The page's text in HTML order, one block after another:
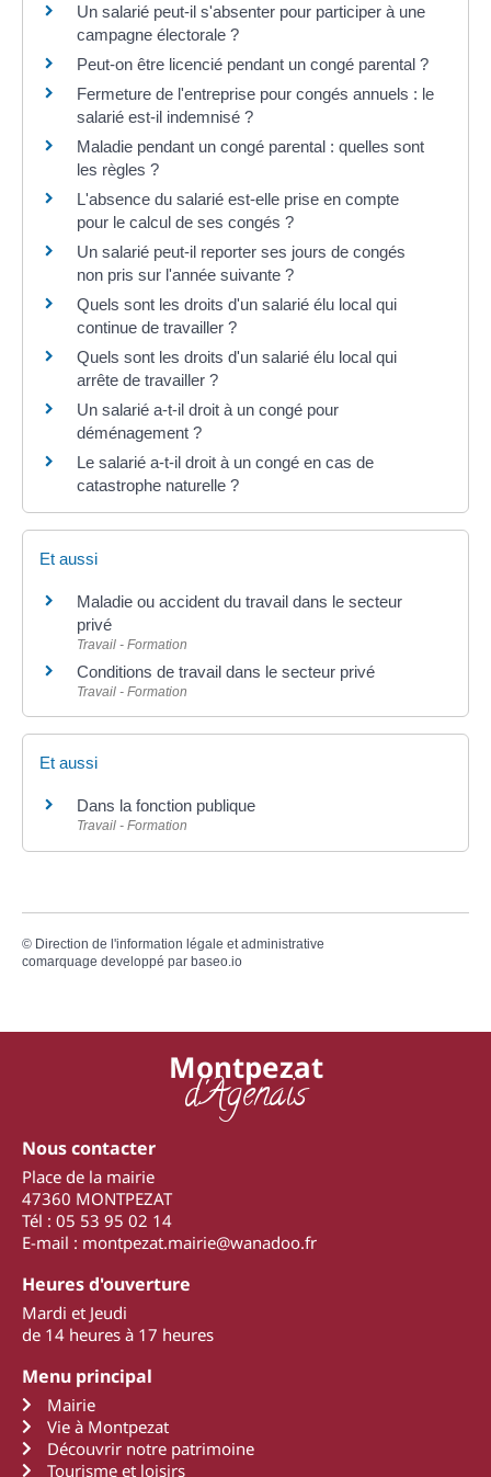
Un salarié peut-il s'absenter pour participer à une
campagne électorale ?
Peut-on être licencié pendant un congé parental ?
Fermeture de l'entreprise pour congés annuels : le
salarié est-il indemnisé ?
Maladie pendant un congé parental : quelles sont
les règles ?
L'absence du salarié est-elle prise en compte
pour le calcul de ses congés ?
Un salarié peut-il reporter ses jours de congés
non pris sur l'année suivante ?
Quels sont les droits d'un salarié élu local qui
continue de travailler ?
Quels sont les droits d'un salarié élu local qui
arrête de travailler ?
Un salarié a-t-il droit à un congé pour
déménagement ?
Le salarié a-t-il droit à un congé en cas de
catastrophe naturelle ?
Et aussi
Maladie ou accident du travail dans le secteur
privé
Travail - Formation
Conditions de travail dans le secteur privé
Travail - Formation
Et aussi
Dans la fonction publique
Travail - Formation
© Direction de l'information légale et administrative
comarquage developpé par baseo.io
Montpezat
d'Agenais
Nous contacter
Place de la mairie
47360 MONTPEZAT
Tél : 05 53 95 02 14
E-mail : montpezat.mairie@wanadoo.fr
Heures d'ouverture
Mardi et Jeudi
de 14 heures à 17 heures
Menu principal
Mairie
Vie à Montpezat
Découvrir notre patrimoine
Tourisme et loisirs